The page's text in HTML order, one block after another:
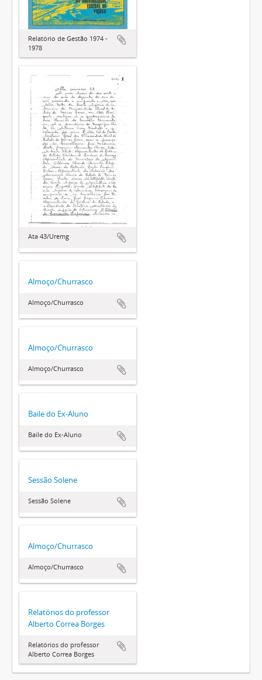
Relatório de Gestão 1974 -
1978
Ata 43/Uremg
Almoço/Churrasco
Almoço/Churrasco
Almoço/Churrasco
Almoço/Churrasco
Baile do Ex-Aluno
Baile do Ex-Aluno
Sessão Solene
Sessão Solene
Almoço/Churrasco
Almoço/Churrasco
Relatórios do professor
Alberto Correa Borges
Relatórios do professor
Alberto Correa Borges